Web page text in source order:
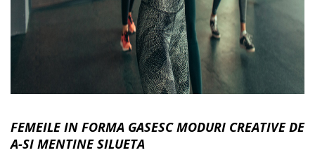
FEMEILE IN FORMA GASESC MODURI CREATIVE DE
A-SI MENTINE SILUETA